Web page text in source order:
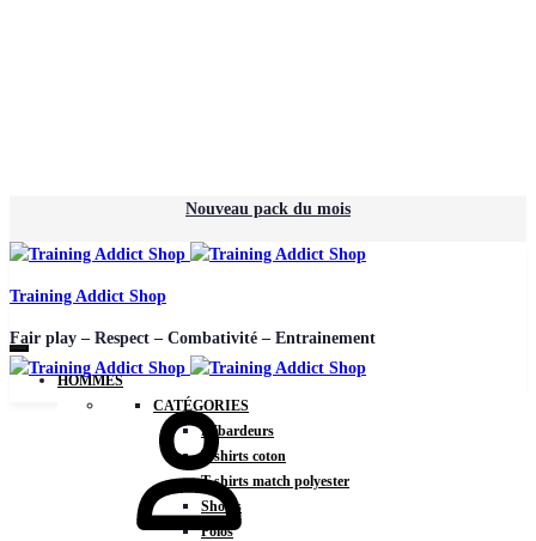
Nouveau pack du mois
Training Addict Shop
Fair play – Respect – Combativité – Entrainement
HOMMES
CATÉGORIES
Débardeurs
T-shirts coton
T-shirts match polyester
Shorts
Polos